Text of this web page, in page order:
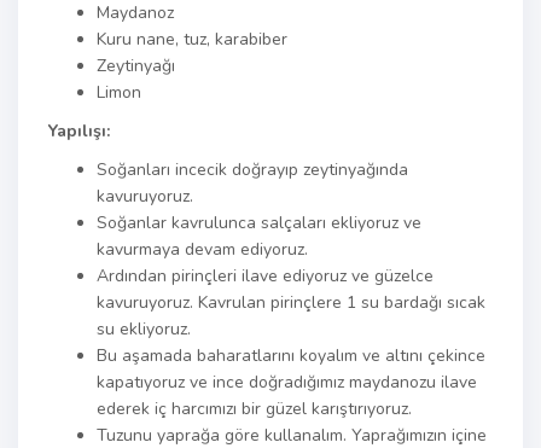
Maydanoz
Kuru nane, tuz, karabiber
Zeytinyağı
Limon
Yapılışı:
Soğanları incecik doğrayıp zeytinyağında
kavuruyoruz.
Soğanlar kavrulunca salçaları ekliyoruz ve
kavurmaya devam ediyoruz.
Ardından pirinçleri ilave ediyoruz ve güzelce
kavuruyoruz. Kavrulan pirinçlere 1 su bardağı sıcak
su ekliyoruz.
Bu aşamada baharatlarını koyalım ve altını çekince
kapatıyoruz ve ince doğradığımız maydanozu ilave
ederek iç harcımızı bir güzel karıştırıyoruz.
Tuzunu yaprağa göre kullanalım. Yaprağımızın içine